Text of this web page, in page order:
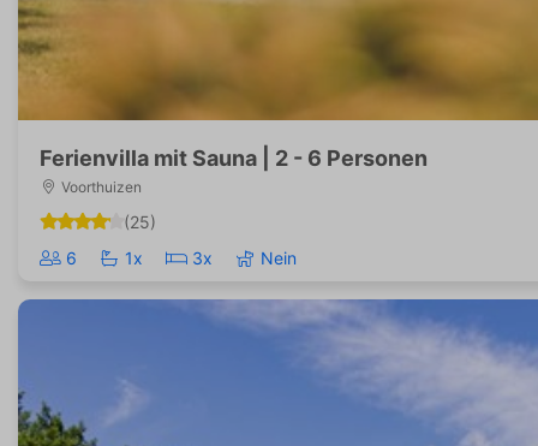
Ferienvilla mit Sauna | 2 - 6 Personen
Voorthuizen
(25)
6
1x 3x Nein